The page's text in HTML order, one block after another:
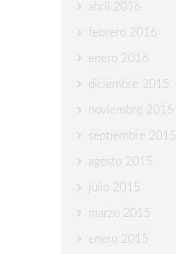
abril 2016
febrero 2016
enero 2016
diciembre 2015
noviembre 2015
septiembre 2015
agosto 2015
julio 2015
marzo 2015
enero 2015